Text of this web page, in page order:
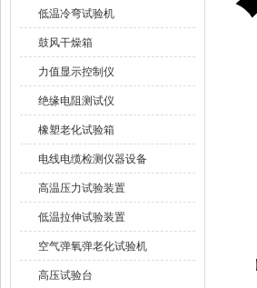
低温冷弯试验机
鼓风干燥箱
力值显示控制仪
绝缘电阻测试仪
橡塑老化试验箱
电线电缆检测仪器设备
高温压力试验装置
低温拉伸试验装置
空气弹氧弹老化试验机
高压试验台